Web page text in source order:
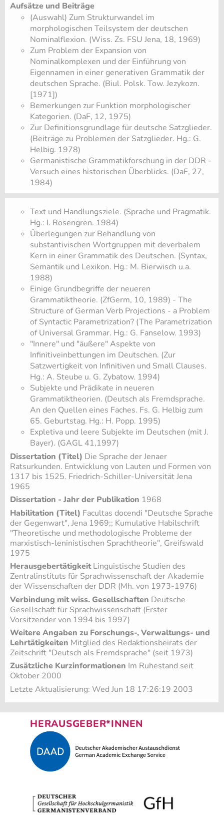
Aufsätze und Beiträge
(Auswahl) Zum Strukturwandel im
morphologischen Teilsystem der deutschen
Nominalflexion. (Wiss. Zs. FSU Jena, 18, 1969)
Zum Problem der Expansion von
Nominalkomplexen und der Einführung von
Eigennamen in einer generativen Grammatik der
deutschen Sprache. (Biul. Polsk. Tow. Jezykozn.
[1971])
Bemerkungen zur Funktion morphologischer
Kategorien. (DaF, 12, 1975)
Zur Definitionsgrundlage für deutsche Satzglieder.
(Beiträge zu Problemen der Satzglieder. Hg.: G.
Helbig. 1978)
Germanistische Grammatikforschung in der DDR -
Versuch eines historischen Überblicks. (DaF, 27,
1984)
Text und Handlungsziele. (Sprache und Pragmatik.
Hg.: I. Rosengren. 1984)
Überlegungen zur Behandlung von
substantivischen Wortgruppen mit deverbalem
Kern in einer Grammatik des Deutschen. (Syntax,
Semantik und Lexikon. Hg.: M. Bierwisch u.a.
1988)
Einige Grundbegriffe der neueren
Grammatiktheorie. (ZfGerm, 10, 1989) - The
Structure of German Verb Projections - a Problem
of Syntactic Parametrization? (The Parametrization
of Universal Grammar. Hg.: G. Fanselow. 1993)
"Innere" und "äußere" Aspekte von
Infinitiveinbettungen im Deutschen. (Zur
Satzwertigkeit von Infinitiven und Small Clauses.
Hg.: A. Steube u. G. Zybatow. 1994)
Subjekte und Prädikate in neueren
Grammatiktheorien. (Deutsch als Fremdsprache.
An den Quellen eines Faches. Fs. G. Helbig zum
65. Geburtstag. Hg.: H. Popp. 1995)
Expletiva und leere Subjekte im Deutschen (mit J.
Bayer). (GAGL 41,1997)
Dissertation (Titel) Die Sprache der Jenaer
Ratsurkunden. Entwicklung von Lauten und Formen von
1317 bis 1525. Friedrich-Schiller-Universität Jena
1965
Dissertation - Jahr der Publikation 1968
Habilitation (Titel) Facultas docendi "Deutsche Sprache
der Gegenwart", Jena 1969;; Kumulative Habilschrift
"Theoretische und methodologische Probleme der
marxistisch-leninistischen Sprachtheorie", Greifswald
1975
HerausgebertätigkeitLinguistische Studien des
Zentralinstituts für Sprachwissenschaft der Akademie
der Wissenschaften der DDR (Mh. von 1973-1976)
Verbindung mit wiss. Gesellschaften Deutsche
Gesellschaft für Sprachwissenschaft (Erster
Vorsitzender von 1994 bis 1997)
Weitere Angaben zu Forschungs-, Verwaltungs- und
Lehrtätigkeiten Mitglied des Redaktionsbeirats der
Zeitschrift "Deutsch als Fremdsprache" (seit 1973)
Zusätzliche Kurzinformationen Im Ruhestand seit
Oktober 2000
Letzte Aktualisierung: Wed Jun 18 17:26:19 2003
HERAUSGEBER*INNEN